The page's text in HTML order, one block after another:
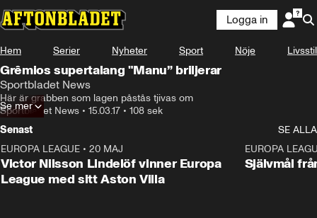
Logga in
Hem Serier Nyheter Sport Nöje Livsstil
Grêmios supertalang "Manu” briljerar
Sportbladet News
Här är grabben som lagen påstås tjivas om
Sportbladet News • 15.03.17 • 108 sek
Se mer
Senast
SE ALLA
EUROPA LEAGUE • 20 MAJ
Victor Nilsson Lindelöf vinner Europa
League med sitt Aston Villa
EUROPA
Självmål